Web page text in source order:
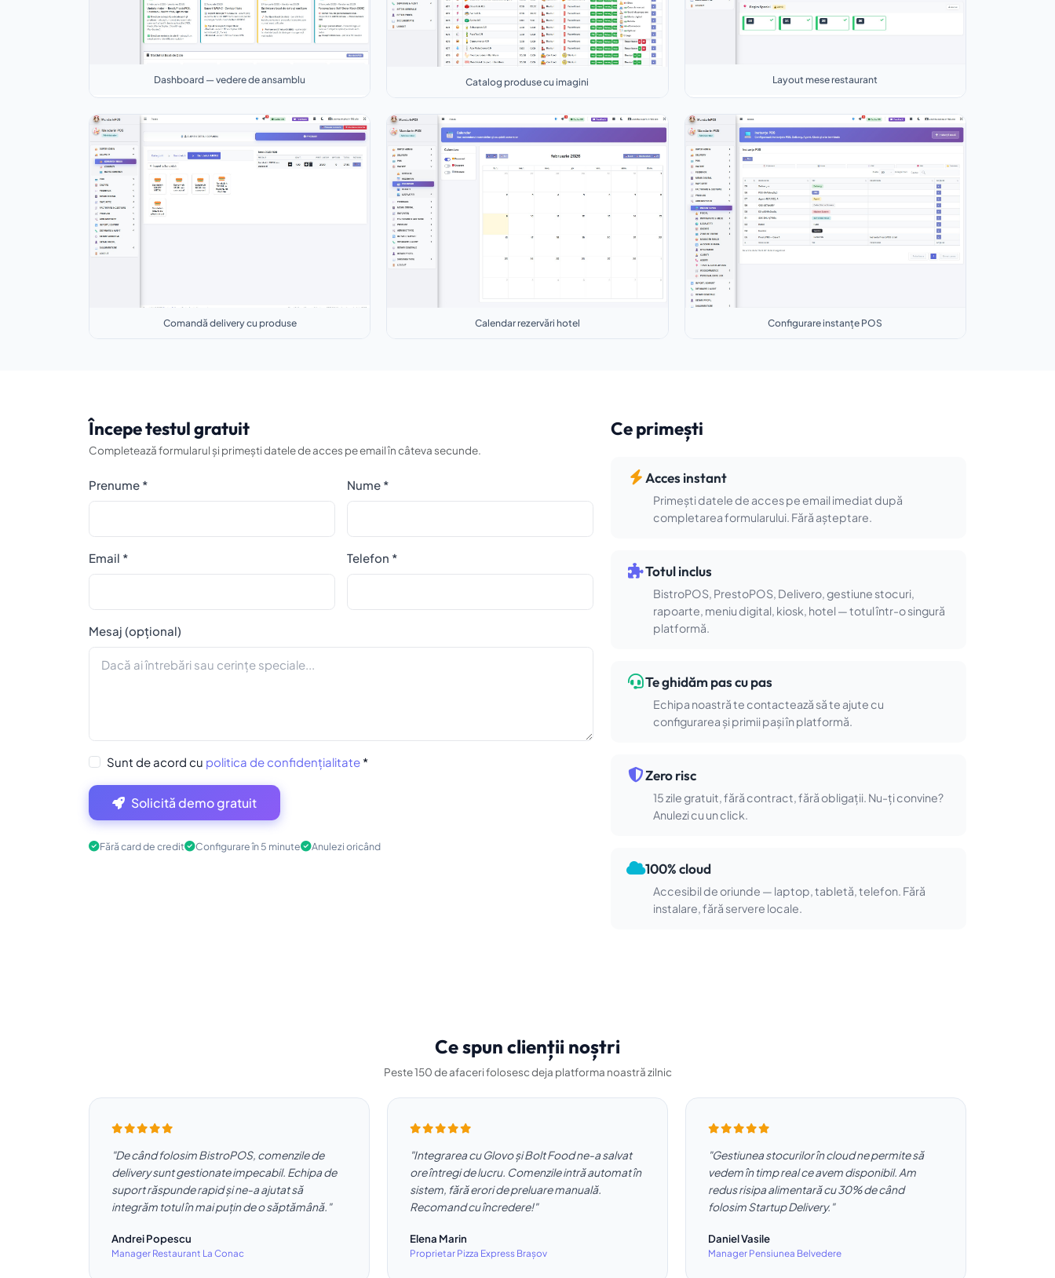
Dashboard — vedere de ansamblu Catalog produse cu imagini Layout mese restaurant
Comandă delivery cu produse Calendar rezervări hotel Configurare instanțe POS
Începe testul gratuit
Completează formularul și primești datele de acces pe email în câteva secunde.
Prenume * Nume *
Email * Telefon *
Mesaj (opțional)
Sunt de acord cu politica de confidențialitate*
Solicită demo gratuit
Fără card de credit Configurare în 5 minute Anulezi oricând
Ce primești
Acces instant
Primești datele de acces pe email imediat după
completarea formularului. Fără așteptare.
Totul inclus
BistroPOS, PrestoPOS, Delivero, gestiune stocuri,
rapoarte, meniu digital, kiosk, hotel — totul într-o singură
platformă.
Te ghidăm pas cu pas
Echipa noastră te contactează să te ajute cu
configurarea și primii pași în platformă.
Zero risc
15 zile gratuit, fără contract, fără obligații. Nu-ți convine?
Anulezi cu un click.
100% cloud
Accesibil de oriunde — laptop, tabletă, telefon. Fără
instalare, fără servere locale.
Ce spun clienții noștri
Peste 150 de afaceri folosesc deja platforma noastră zilnic
"De când folosim BistroPOS, comenzile de
delivery sunt gestionate impecabil. Echipa de
suport răspunde rapid și ne-a ajutat să
integrăm totul în mai puțin de o săptămână."
Andrei Popescu
Manager Restaurant La Conac
"Integrarea cu Glovo și Bolt Food ne-a salvat
ore întregi de lucru. Comenzile intră automat în
sistem, fără erori de preluare manuală.
Recomand cu încredere!"
Elena Marin
Proprietar Pizza Express Brașov
"Gestiunea stocurilor în cloud ne permite să
vedem în timp real ce avem disponibil. Am
redus risipa alimentară cu 30% de când
folosim Startup Delivery."
Daniel Vasile
Manager Pensiunea Belvedere